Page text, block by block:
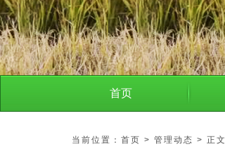
首页
当前位置： 首页 > 管理动态 > 正文